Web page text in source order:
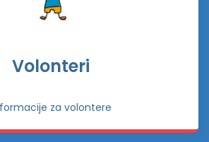
Volonteri
za volontere